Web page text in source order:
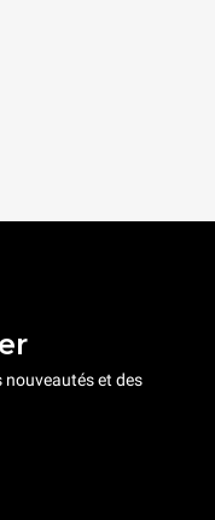
nouveautés et des